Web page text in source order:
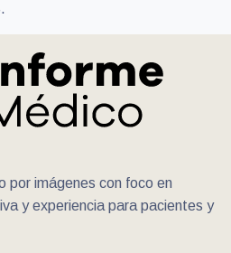
por imágenes con foco en
y experiencia para pacientes y